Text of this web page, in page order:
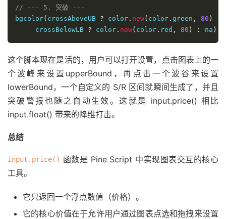
// --- 5. 突破 ---
bgcolor( crossAboveUB ? color . new( color . green , 80 )
     crossBelowLB
? color . new( color . red , 80 ) : na )
这个脚本现在是活的，用户可以打开设置，点击图表上的一
个波峰来设置upperBound，再点击一个波谷来设置
lowerBound，一个自定义的 S/R 区间就瞬间生成了，并且
突破警报也随之自动生效。这就是 input.price() 相比
input.float() 带来的降维打击。
总结
input.price() 函数是 Pine Script 中实现图表交互的核心
工具。
它只返回一个浮点数值（价格）。
它的核心价值在于允许用户通过图表点选和拖拽来设置